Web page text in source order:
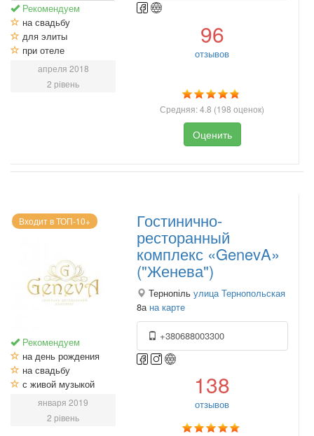
Рекомендуем
на свадьбу
для элиты
при отеле
апреля 2018
2 рівень
96
отзывов
Средняя:4.8 (198 оценок)
Оценить
Входит в ТОП-10+
Рекомендуем
на день рождения
на свадьбу
с живой музыкой
января 2019
2 рівень
Гостинично-
ресторанный
комплекс «GenevA»
("Женева")
Тернопіль улица Тернопольская
8а на карте
+380688003300
138
отзывов